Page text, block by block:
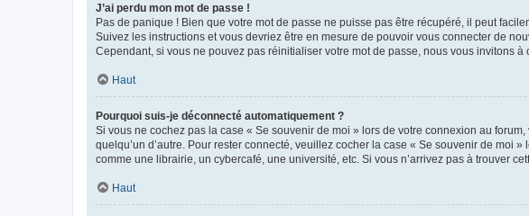
J’ai perdu mon mot de passe !
Pas de panique ! Bien que votre mot de passe ne puisse pas être récupéré, il peut
Suivez les instructions et vous devriez être en mesure de pouvoir vous connecter de
Cependant, si vous ne pouvez pas réinitialiser votre mot de passe, nous vous invitons à
Haut
Pourquoi suis-je déconnecté automatiquement ?
Si vous ne cochez pas la case « Se souvenir de moi » lors de votre connexion au
quelqu’un d’autre. Pour rester connecté, veuillez cocher la case « Se souvenir de moi
comme une librairie, un cybercafé, une université, etc. Si vous n’arrivez pas à trouver
Haut